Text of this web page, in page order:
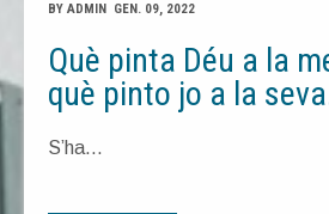
BY ADMIN GEN. 09, 2022
Què pinta Déu a la
què pinto jo a la
S’ha…